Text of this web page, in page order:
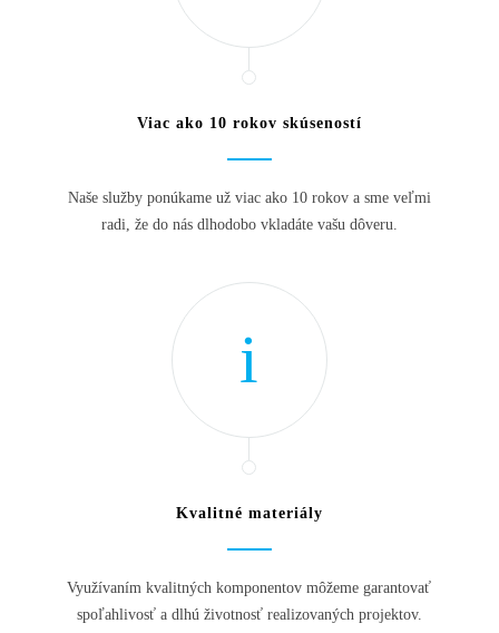
Viac ako 10 rokov skúseností
Naše služby ponúkame už viac ako 10 rokov a sme veľmi
radi, že do nás dlhodobo vkladáte vašu dôveru.
Kvalitné materiály
Využívaním kvalitných komponentov môžeme garantovať
spoľahlivosť a dlhú životnosť realizovaných projektov.